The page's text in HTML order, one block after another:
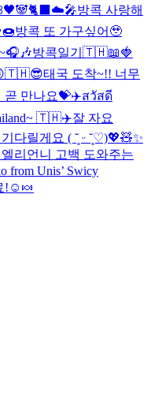
🖤🐼🐈‍⬛☁️🎤방콕 사랑해
방콕 또 가구싶어🥹
방콕일기🇹🇭📖🍓
🇹🇭😎태국 도착~!! 너무
만나요💝✈️สวัสดี
🇹🇭✈️잘 자요
다릴게요 ( ˘͈ ᵕ ˘͈♡)💖🧸✨
리언니 고백 도와주는
from Unis’ Swicy
!☺️🍬